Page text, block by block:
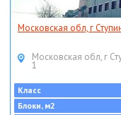
Московская обл, г
Московская обл, г
1
Класс
Блоки, м2